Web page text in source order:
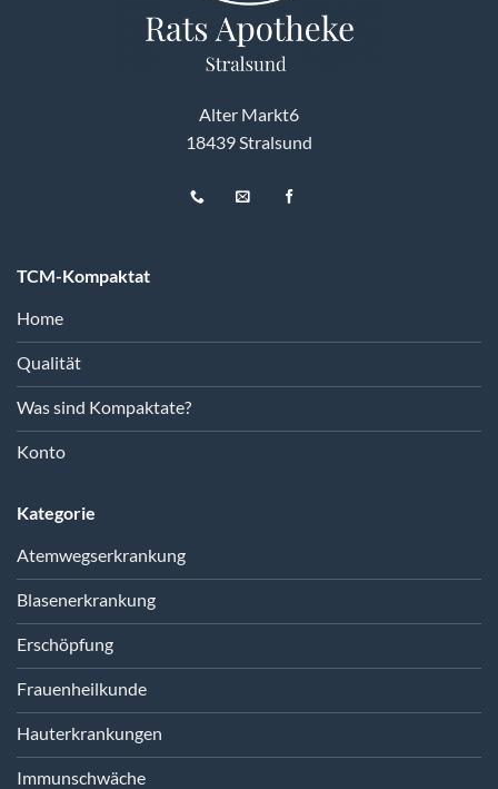
Alter Markt6
18439 Stralsund
TCM-Kompaktat
Home
Qualität
Was sind Kompaktate?
Konto
Kategorie
Atemwegserkrankung
Blasenerkrankung
Erschöpfung
Frauenheilkunde
Hauterkrankungen
Immunschwäche